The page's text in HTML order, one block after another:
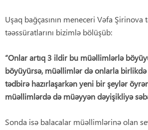
Uşaq bağçasının meneceri Vəfa Şirinova
təəssüratlarını bizimlə bölüşüb:
“Onlar artıq 3 ildir bu müəllimlərlə
böyüyürsə, müəllimlər də onlarla
tədbirə hazırlaşarkən yeni bir şeylər
müəllimlərdə də müəyyən dəyişikliyə
Sonda isə balacalar müəllimlərinə olan